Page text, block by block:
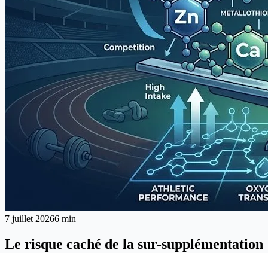
7 juillet 20266 min
Le risque caché de la sur-supplémentation